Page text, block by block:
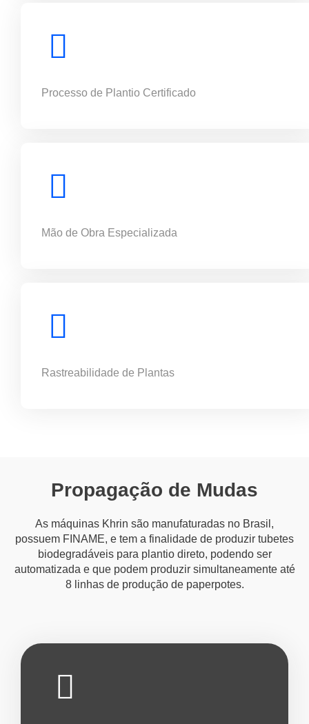
Processo de Plantio Certificado
Mão de Obra Especializada
Rastreabilidade de Plantas
Propagação de Mudas
As máquinas Khrin são manufaturadas no Brasil,
possuem FINAME, e tem a finalidade de produzir tubetes
biodegradáveis para plantio direto, podendo ser
automatizada e que podem produzir simultaneamente até
8 linhas de produção de paperpotes.